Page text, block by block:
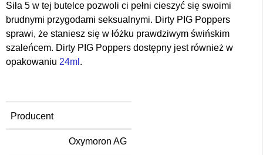
Siła 5 w tej butelce pozwoli ci pełni cieszyć się swoimi
brudnymi przygodami seksualnymi. Dirty PIG Poppers
sprawi, że staniesz się w łóżku prawdziwym świńskim
szaleńcem. Dirty PIG Poppers dostępny jest również w
opakowaniu 24ml .
Producent
Oxymoron AG